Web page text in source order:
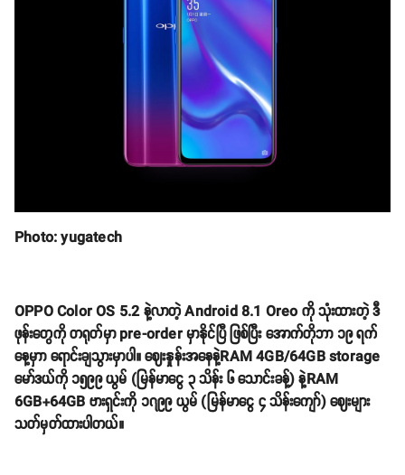
Photo: yugatech
OPPO Color OS 5.2 နဲ့လာတဲ့ Android 8.1 Oreo ကို သုံးထားတဲ့ ဒီ
ဖုန်းတွေကို တရုတ်မှာ pre-order မှာနိုင်ပြီ ဖြစ်ပြီး အောက်တိုဘာ ၁၉ ရက်
နေ့မှာာ ရောင်းချသွားမှာပါ။ ဈေးနှုန်းအနေနဲ့RAM 4GB/64GB storage
မော်ဒယ်ကို ၁၅၉၉ ယွမ် (မြန်မာငွေ ၃ သိန်း ၆ သောင်းခန့်) နဲ့RAM
6GB+64GB ဗားရှင်းကို ၁၇၉၉ ယွမ် (မြန်မာငွေ ၄ သိန်းကျော်) ဈေးများ
သတ်မှတ်ထားပါတယ်။